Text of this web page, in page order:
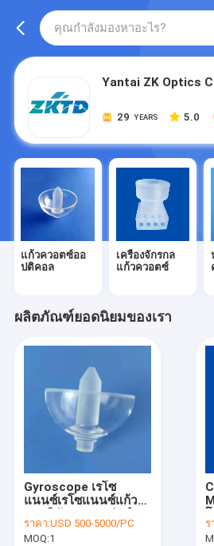
Yantai ZK Optics
29 YEARS 5.0
แก้วควอตซ์ออ
ปติคอล
เครื่องจักรกล
แก้วควอตซ์
ผลิตภัณฑ์ยอดนิยมของเรา
Gyroscope เรโซ
แนนซ์เรโซแนนซ์แก้ว
สูง
ราคา:USD 500-5000/PC
MOQ:1
ร